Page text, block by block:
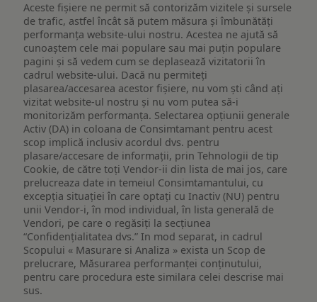
Aceste fișiere ne permit să contorizăm vizitele și sursele
de trafic, astfel încât să putem măsura și îmbunătăți
performanța website-ului nostru. Acestea ne ajută să
cunoaștem cele mai populare sau mai puțin populare
pagini și să vedem cum se deplasează vizitatorii în
cadrul website-ului. Dacă nu permiteți
plasarea/accesarea acestor fișiere, nu vom ști când ați
vizitat website-ul nostru și nu vom putea să-i
monitorizăm performanța. Selectarea opțiunii generale
Activ (DA) in coloana de Consimtamant pentru acest
scop implică inclusiv acordul dvs. pentru
plasare/accesare de informații, prin Tehnologii de tip
Cookie, de către toți Vendor-ii din lista de mai jos, care
prelucreaza date in temeiul Consimtamantului, cu
excepția situației în care optați cu Inactiv (NU) pentru
unii Vendor-i, în mod individual, în lista generală de
Vendori, pe care o regăsiți la secțiunea
“Confidențialitatea dvs.” In mod separat, in cadrul
Scopului « Masurare si Analiza » exista un Scop de
prelucrare, Măsurarea performanței conținutului,
pentru care procedura este similara celei descrise mai
sus.